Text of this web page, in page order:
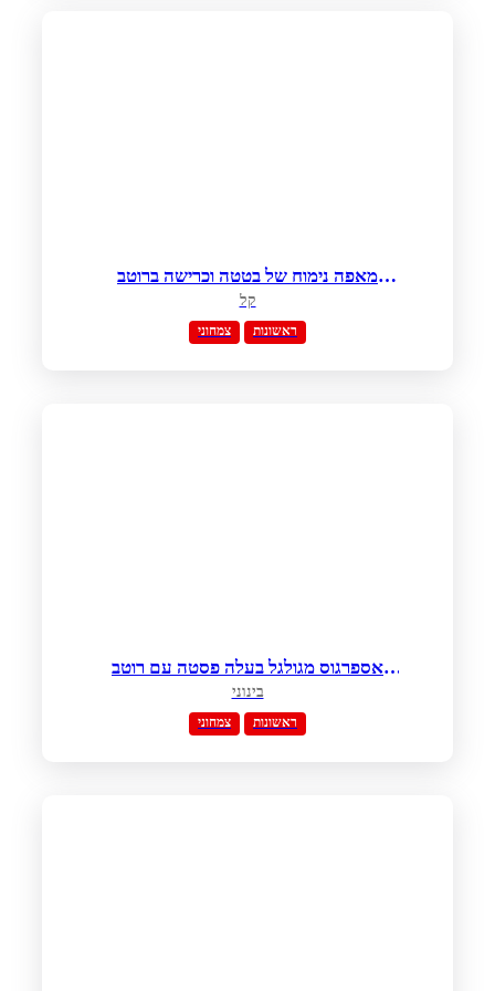
מאפה נימוח של בטטה וכרישה ברוטב
שמנת חמוצה ועירית
קל
צמחוני ראשונות
אספרגוס מגולגל בעלה פסטה עם רוטב
שמנת, בטטה ורוקפור
בינוני
צמחוני ראשונות